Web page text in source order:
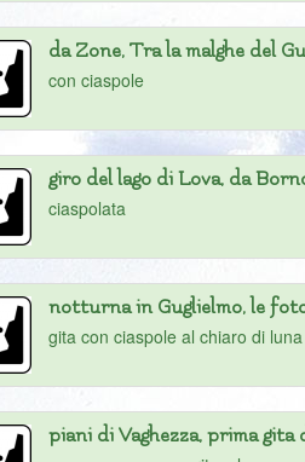
da Zone, Tra la malghe del
con ciaspole
giro del lago di Lova, da
ciaspolata
notturna in Guglielmo, le
gita con ciaspole al chiaro di luna
piani di Vaghezza, prima gita